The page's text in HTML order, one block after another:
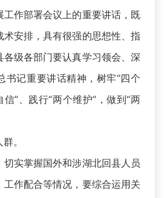
工作部署会议上的重要讲话，既
安排，具有很强的思想性、指
级各部门要认真学习领会、深
书记重要讲话精神，树牢“四个
”、践行“两个维护”，做到“两
。
切实掌握国外和涉湖北回县人员
工作配合等情况，要综合运用关